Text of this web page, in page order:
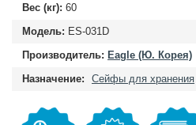
Вес (кг): 60
Модель: ES-031D
Производитель: Eagle (Ю. Корея)
Назначение:
Сейфы для хранения